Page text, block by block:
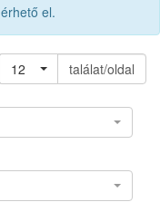
érhető el.
12
találat/oldal